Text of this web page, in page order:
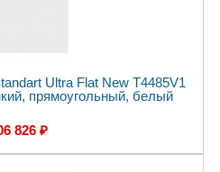
Ultra Flat New T4485V1
прямоугольный, белый
826 ₽